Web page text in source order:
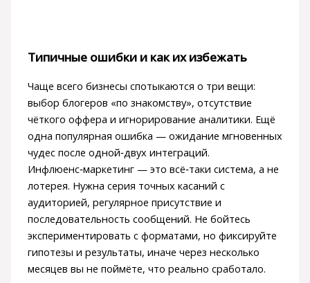
Типичные ошибки и как их избежать
Чаще всего бизнесы спотыкаются о три вещи:
выбор блогеров «по знакомству», отсутствие
чёткого оффера и игнорирование аналитики. Ещё
одна популярная ошибка — ожидание мгновенных
чудес после одной‑двух интеграций.
Инфлюенс‑маркетинг — это всё‑таки система, а не
лотерея. Нужна серия точных касаний с
аудиторией, регулярное присутствие и
последовательность сообщений. Не бойтесь
экспериментировать с форматами, но фиксируйте
гипотезы и результаты, иначе через несколько
месяцев вы не поймёте, что реально сработало.